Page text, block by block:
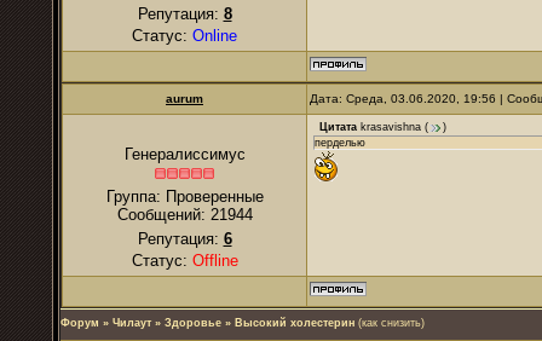
Репутация: 8
Статус: Online
аurum Дата: Среда, 03.06.2020, 19:56 |
Генералиссимус
Группа: Проверенные
Сообщений: 21944
Репутация: 6
Статус: Offline
Цитата krasavishna (
)
перделью
Форум » Чилаут » Здоровье » Высокий холестерин (как снизить)